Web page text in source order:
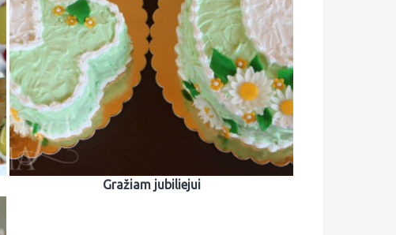
Gražiam jubiliejui